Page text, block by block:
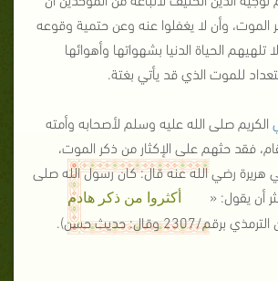
الموت، وأن لا يغفلوا عنه وعن حتمية وقوعه
الحياة الدنيا بشهواتها وأهوائها
للموت الذي قد يأتي بغتة.
الكريم صلى الله عليه وسلم لأصحابه وأمته
فقد حثهم على الإكثار من ذكر الموت،
رضي الله عنه قال: كان رسول الله صلى
أن يقول: «
أكثروا من ذكر هادم
برقم/2307 وقال: حديث حسن).